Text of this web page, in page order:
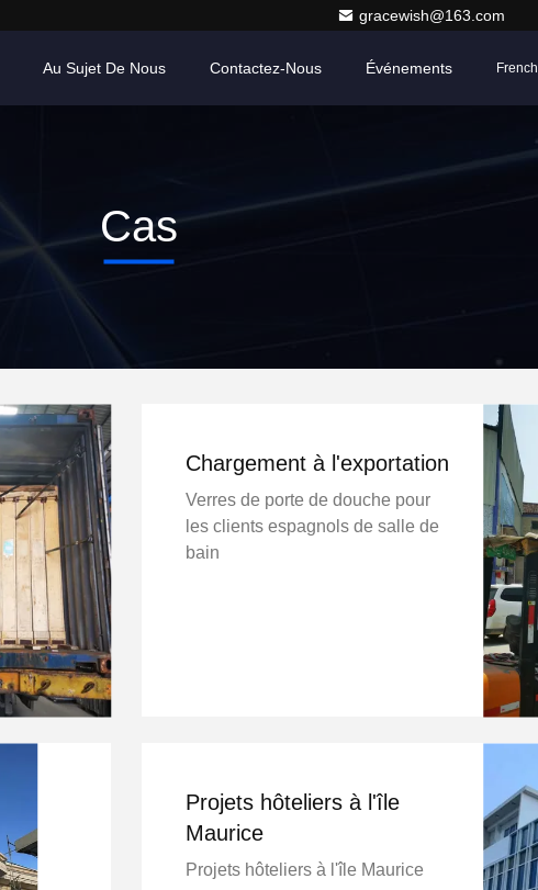
gracewish@163.com
Au Sujet De Nous Contactez-Nous Événements French
Cas
Chargement à l'exportation
Verres de porte de douche pour
les clients espagnols de salle de
bain
Projets hôteliers à l'île
Maurice
Projets hôteliers à l'île Maurice